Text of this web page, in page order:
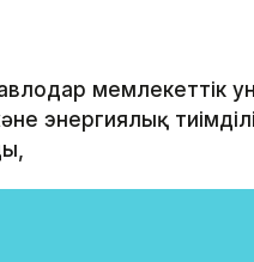
мемлекеттік
энергиялық